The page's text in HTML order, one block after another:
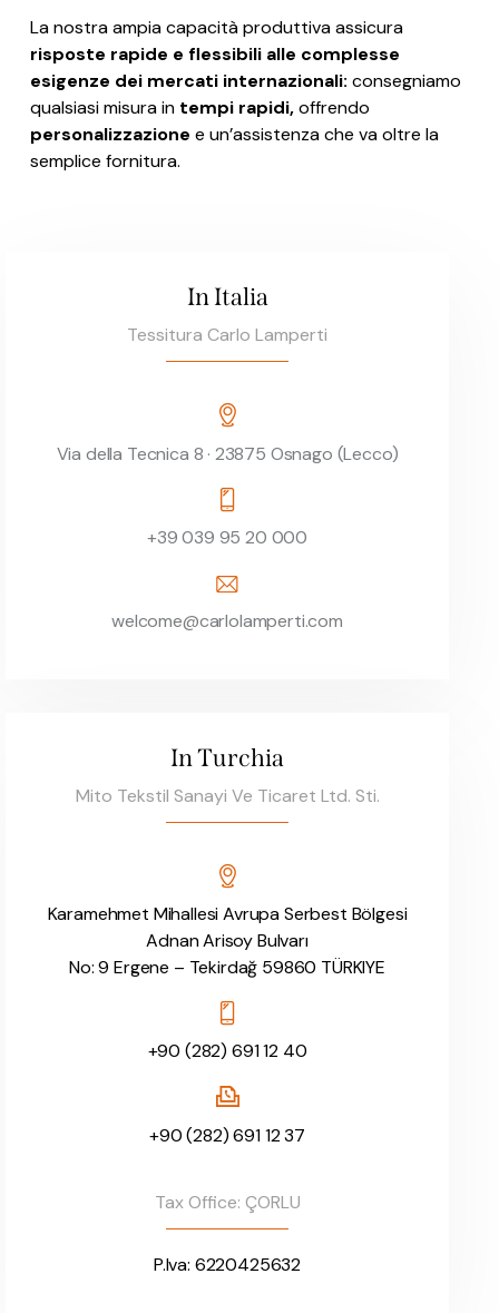
La nostra ampia capacità produttiva assicura
risposte rapide e flessibili alle complesse
esigenze dei mercati internazionali: consegniamo
qualsiasi misura in tempi rapidi,offrendo
personalizzazione e un’assistenza che va oltre la
semplice fornitura.
In Italia
Tessitura Carlo Lamperti
Via della Tecnica 8 · 23875 Osnago (Lecco)
+39 039 95 20 000
welcome@carlolamperti.com
In Turchia
Mito Tekstil Sanayi Ve Ticaret Ltd. Sti.
Karamehmet Mihallesi Avrupa Serbest Bölgesi
Adnan Arisoy Bulvarı
No: 9 Ergene – Tekirdağ 59860 TÜRKIYE
+90 (282) 691 12 40
+90 (282) 691 12 37
Tax Office: ÇORLU
P.Iva: 6220425632